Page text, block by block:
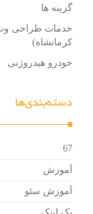
گزینه ها
خدمات طراحی
کرمانشاه)
خودرو هیدروژنی
دسته‌بندی‌ها
67
آموزش
آموزش سئو